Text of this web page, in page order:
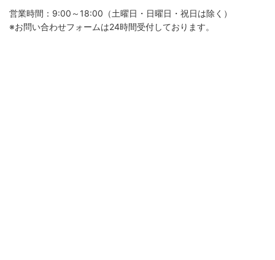
営業時間：9:00～18:00（土曜日・日曜日・祝日は除く）
※お問い合わせフォームは24時間受付しております。